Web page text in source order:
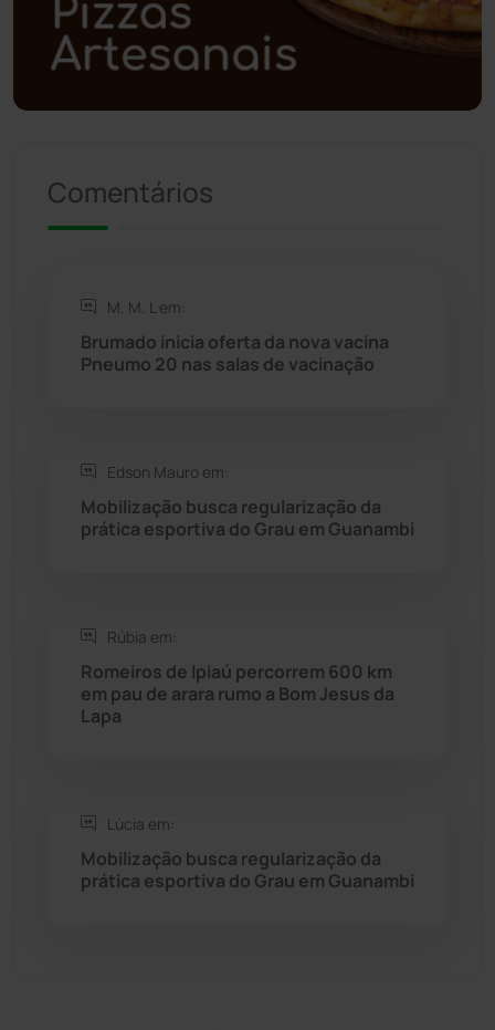
Polícia Militar (27)
Rio do Antônio
Seabra (50)
Sítio do Mato
Sudoeste Baiano (1530)
Tanque Novo
Tecnologia (12)
Comentários
M. M. L em:
Brumado inicia oferta da nova vacina
Pneumo 20 nas salas de vacinação
Edson Mauro em:
Mobilização busca regularização da
prática esportiva do Grau em Guanambi
Rúbia em:
Romeiros de Ipiaú percorrem 600 km
em pau de arara rumo a Bom Jesus da
Lapa
Lúcia em:
Mobilização busca regularização da
prática esportiva do Grau em Guanambi